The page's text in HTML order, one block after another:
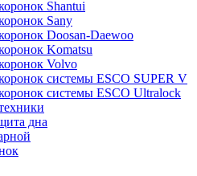
Shantui
Sany
Doosan-Daewoo
Komatsu
Volvo
системы ESCO SUPER V
системы ESCO Ultralock
дна